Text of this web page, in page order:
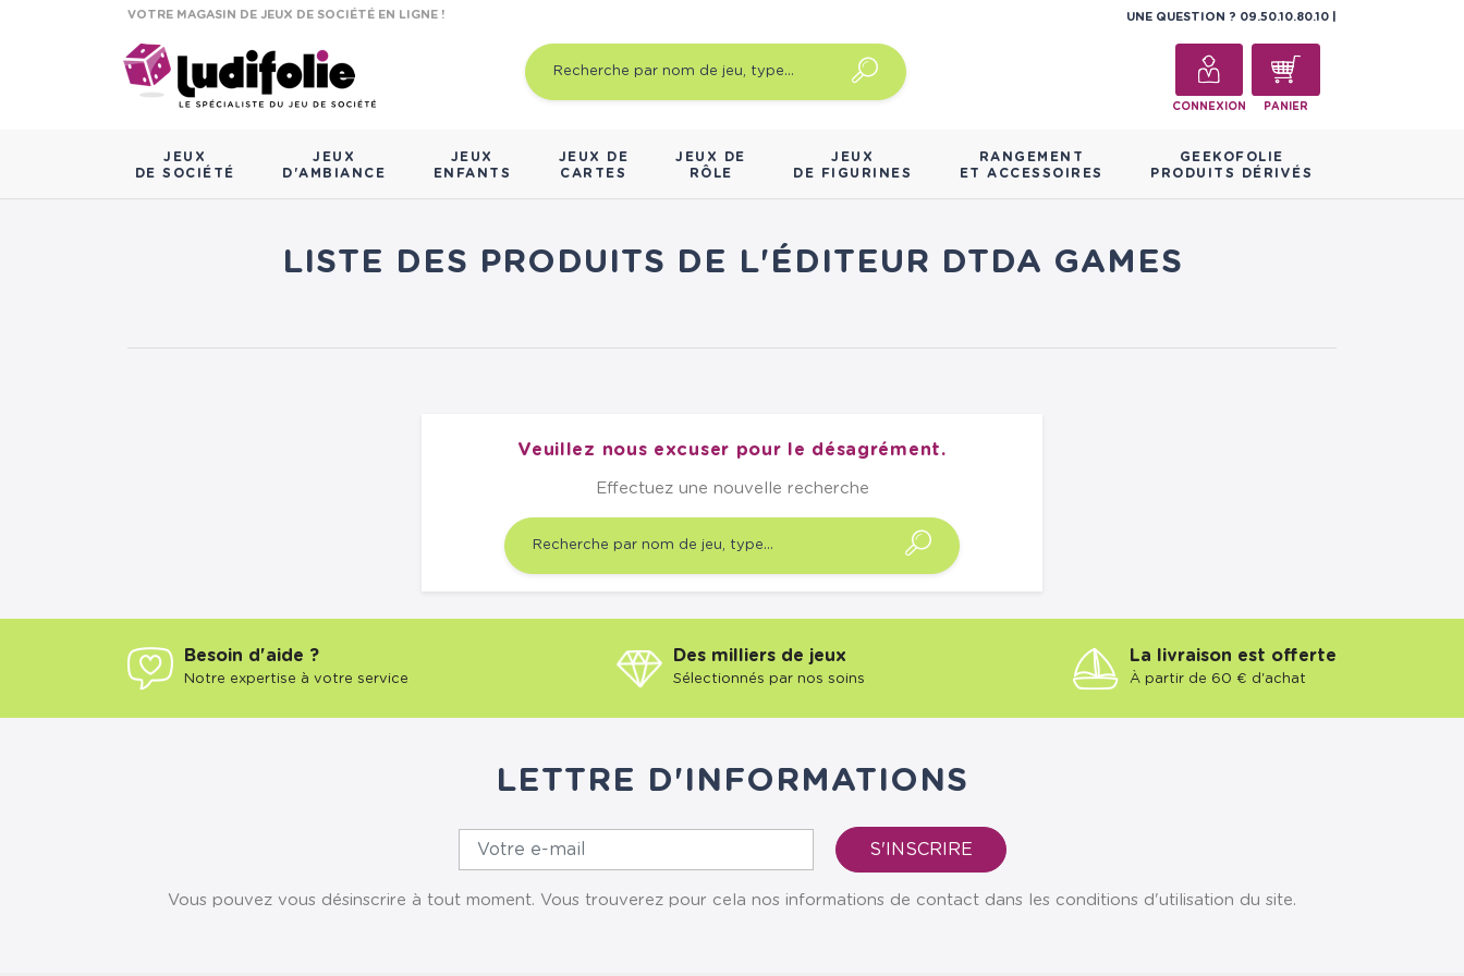
VOTRE MAGASIN DE JEUX DE SOCIÉTÉ EN LIGNE ! UNE QUESTION ? 09.50.10.80.10
CONNEXION PANIER
JEUX
DE SOCIÉTÉ
JEUX
D'AMBIANCE
JEUX
ENFANTS
JEUX DE
CARTES
JEUX DE
RÔLE
JEUX
DE FIGURINES
RANGEMENT
ET ACCESSOIRES
GEEKOFOLIE
PRODUITS DÉRIVÉS
LISTE DES PRODUITS DE L'ÉDITEUR DTDA GAMES
Veuillez nous excuser pour le désagrément.
Effectuez une nouvelle recherche
Besoin d'aide ?
Notre expertise à votre service
Des milliers de jeux
Sélectionnés par nos soins
La livraison est offerte
À partir de 60 € d'achat
LETTRE D'INFORMATIONS
Vous pouvez vous désinscrire à tout moment. Vous trouverez pour cela nos informations de contact dans les conditions d'utilisation du site.